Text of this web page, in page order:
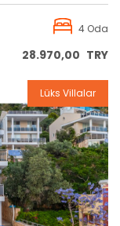
4 Oda
28.970,00 TRY
Lüks Villalar